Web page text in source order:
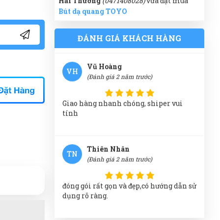
Bút dạ quang TOYO
Thiên Phước(0179367525)vừa đặt mua
Bút dạ quang TOYO
Xuân Phúc
dạ quang TOYO
(0890693347)vừa đặt mua
dạ quang TOYO
Thạnh Võ(0609083584)
dạ quang TOYO
(0632521707) vừa đặt mua
dạ quang TOYO
ĐÁNH GIÁ KHÁCH HÀNG
tận tình, nhanh chóng
VH
Vũ Hoàng
(Đánh giá 2 năm trước)
Giao hàng nhanh chóng, shiper vui
tính
TN
Thiên Nhân
(Đánh giá 2 năm trước)
đóng gói rất gọn và đẹp,có hướng dẫn sử
dụng rõ ràng.